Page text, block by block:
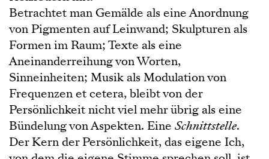
Betrachtet man Gemälde als eine Anordnung
von Pigmenten auf Leinwand; Skulpturen als
Formen im Raum; Texte als eine
Aneinanderreihung von Worten,
Sinneinheiten; Musik als Modulation von
Frequenzen et cetera, bleibt von der
Persönlichkeit nicht viel mehr übrig als eine
Bündelung von Aspekten. Eine Schnittstelle.
Der Kern der Persönlichkeit, das eigene Ich,